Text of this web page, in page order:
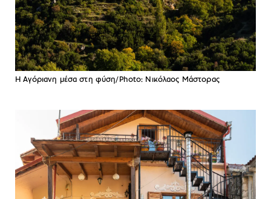
Η Αγόριανη μέσα στη φύση/Photo: Νικόλαος Μάστορας